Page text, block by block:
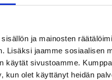
ja mainosten
Lisäksi jaamme sosiaalisen
käytät sivustoamme.
kun olet käyttänyt heidän